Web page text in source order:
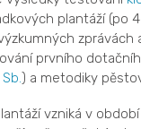
plantáží (po
zprávách
prvního
) a metodiky
vzniká v